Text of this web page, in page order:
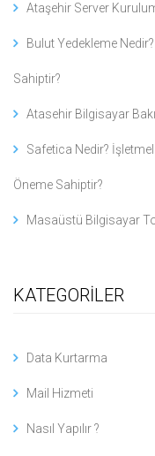
Ataşehir Server
Bulut Yedekleme
Sahiptir?
Atasehir Bilgisayar
Safetica Nedir?
Öneme Sahiptir?
Masaüstü Bilgisayar
KATEGORİLER
Data Kurtarma
Mail Hizmeti
Nasıl Yapılır ?